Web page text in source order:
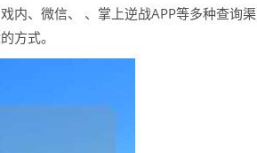
内、微信、 、掌上逆战APP等多种查询渠
方式。